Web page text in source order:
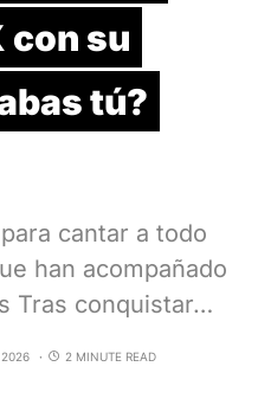
con su
tú?
cantar a todo
han acompañado
Tras conquistar…
2 MINUTE READ